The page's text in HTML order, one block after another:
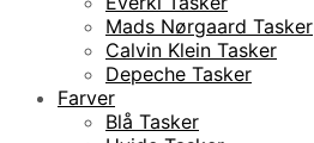
Mads Nørgaard Tasker
Calvin Klein Tasker
Depeche Tasker
Farver
Blå Tasker